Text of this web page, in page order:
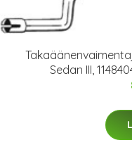
Sedan III,